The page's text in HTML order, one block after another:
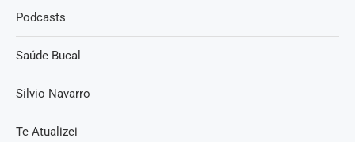
Podcasts
Saúde Bucal
Silvio Navarro
Te Atualizei